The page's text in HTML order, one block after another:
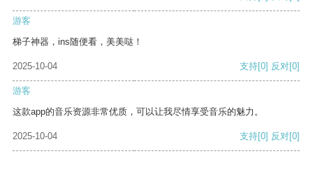
游客
梯子神器，ins随便看，美美哒！
2025-10-04 支持[0] 反对[0]
游客
这款app的音乐资源非常优质，可以让我尽情享受音乐的魅力。
2025-10-04 支持[0] 反对[0]